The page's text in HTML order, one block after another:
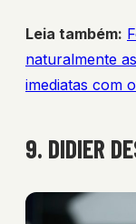
Leia também:
naturalmente
imediatas com
9. DIDIER